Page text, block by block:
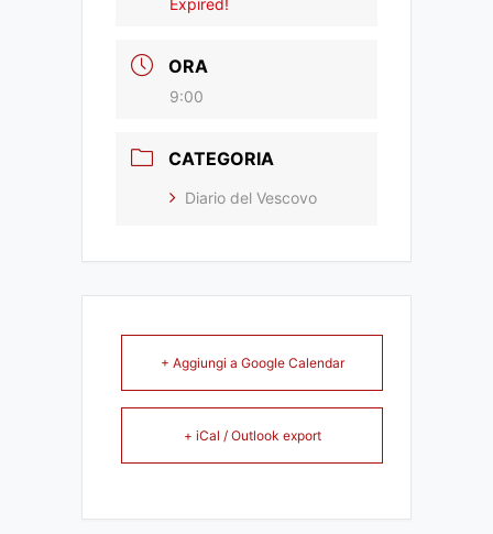
ORA
9:00
CATEGORIA
Diario del Vescovo
+ Aggiungi a Google Calendar
+ iCal / Outlook export